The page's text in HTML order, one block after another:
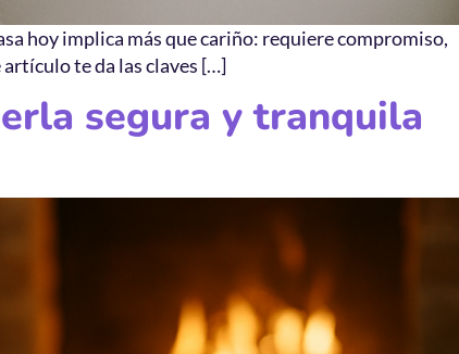
hoy implica más que cariño: requiere compromiso,
te da las claves […]
segura y tranquila